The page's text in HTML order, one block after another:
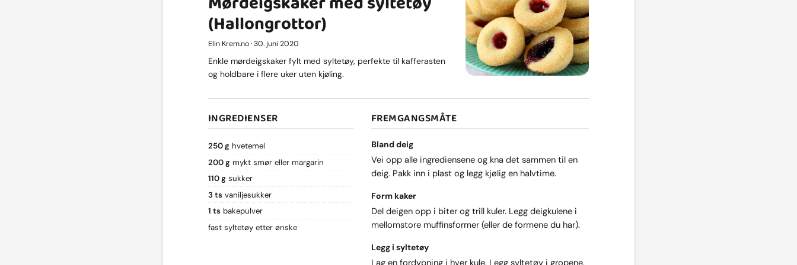
(Hallongrottor)
Elin Krem.no · 30. juni 2020
Enkle mørdeigskaker fylt med syltetøy, perfekte til kafferasten
og holdbare i flere uker uten kjøling.
INGREDIENSER
250 g hvetemel
200 g mykt smør eller margarin
110 g sukker
3 ts vaniljesukker
1 ts bakepulver
fast syltetøy etter ønske
FREMGANGSMÅTE
Bland deig
Vei opp alle ingrediensene og kna det sammen til en
deig. Pakk inn i plast og legg kjølig en halvtime.
Form kaker
Del deigen opp i biter og trill kuler. Legg deigkulene i
mellomstore muffinsformer (eller de formene du har).
Legg i syltetøy
Lag en fordypning i hver kule. Legg syltetøy i gropene.